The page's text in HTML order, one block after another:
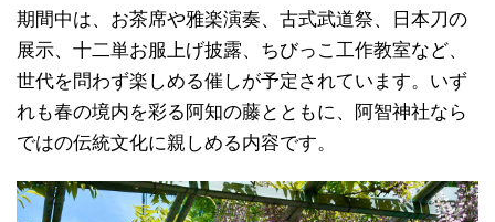
期間中は、お茶席や雅楽演奏、古式武道祭、日本刀の
展示、十二単お服上げ披露、ちびっこ工作教室など、
世代を問わず楽しめる催しが予定されています。いず
れも春の境内を彩る阿知の藤とともに、阿智神社なら
ではの伝統文化に親しめる内容です。